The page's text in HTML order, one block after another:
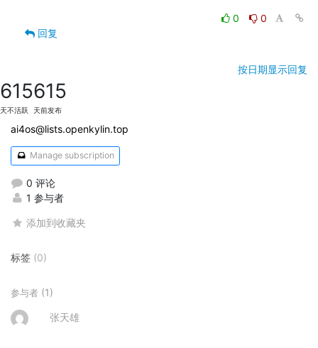
0
0
回复
按日期显示回复
615
天不活跃
615
天前发布
ai4os@lists.openkylin.top
Manage subscription
0 评论
1 参与者
添加到收藏夹
标签 (0)
参与者 (1)
张天雄